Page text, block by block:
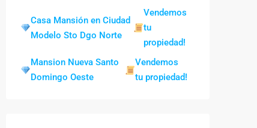
Casa Mansión en Ciudad
Modelo Sto Dgo Norte
Vendemos
tu
propiedad!
Mansion Nueva Santo
Domingo Oeste
Vendemos
tu propiedad!